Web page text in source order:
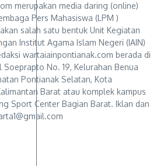
merupakan media daring (online)
Pers Mahasiswa (LPM )
salah satu bentuk Unit Kegiatan
Institut Agama Islam Negeri (IAIN)
wartaiainpontianak.com berada di
Soeprapto No. 19, Kelurahan Benua
Pontianak Selatan, Kota
Barat atau komplek kampus
Sport Center Bagian Barat. Iklan dan